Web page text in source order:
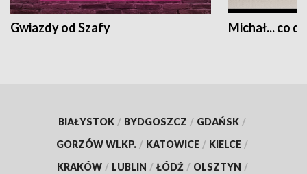
Gwiazdy od Szafy Michał... co
BIAŁYSTOK / BYDGOSZCZ / GDAŃSK /
GORZÓW WLKP. / KATOWICE / KIELCE /
KRAKÓW / LUBLIN / ŁÓDŹ / OLSZTYN /